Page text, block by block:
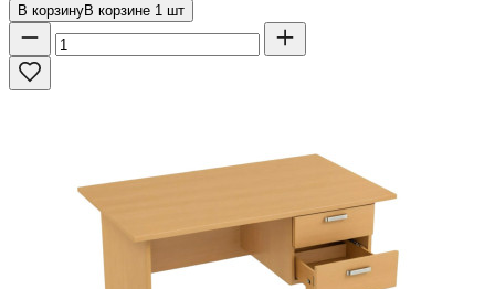
В корзинуВ корзине 1 шт